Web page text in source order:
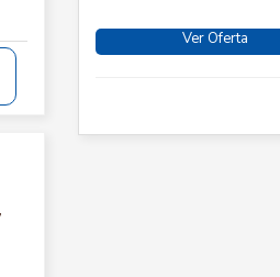
Ver Oferta